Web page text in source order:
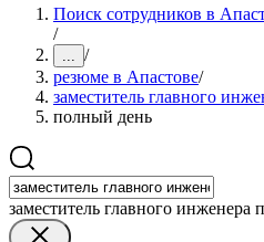
Поиск сотрудников в
/
... /
резюме в Апастове/
заместитель главного
полный день
заместитель главного инженера